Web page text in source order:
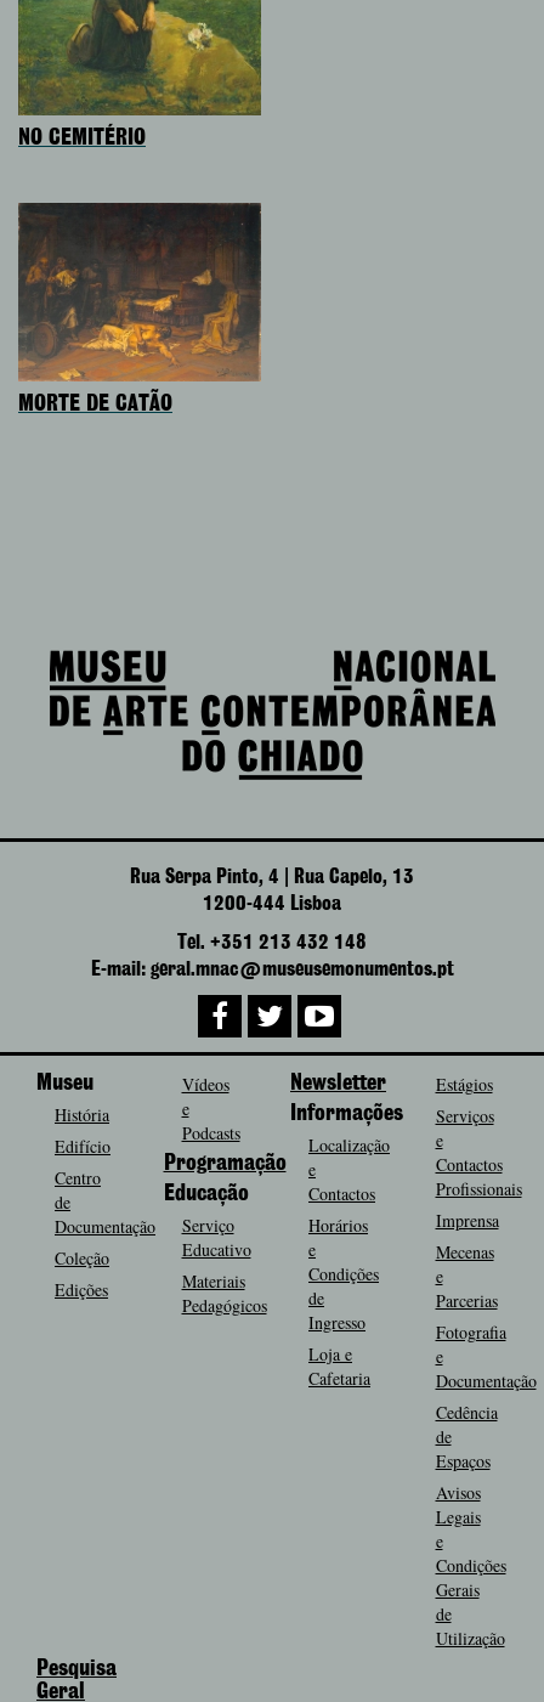
NO CEMITÉRIO
MORTE DE CATÃO
Rua Serpa Pinto, 4 | Rua Capelo, 13
1200-444 Lisboa
Tel. +351 213 432 148
E-mail: geral.mnac@museusemonumentos.pt
Museu
História
Edifício
Centro
de
Documentação
Coleção
Edições
Vídeos
e
Podcasts
Programação
Educação
Serviço
Educativo
Materiais
Pedagógicos
Newsletter
Informações
Localização
e
Contactos
Horários
e
Condições
de
Ingresso
Loja e
Cafetaria
Estágios
Serviços
e
Contactos
Profissionais
Imprensa
Mecenas
e
Parcerias
Fotografia
e
Documentação
Cedência
de
Espaços
Avisos
Legais
e
Condições
Gerais
de
Utilização
Pesquisa
Geral